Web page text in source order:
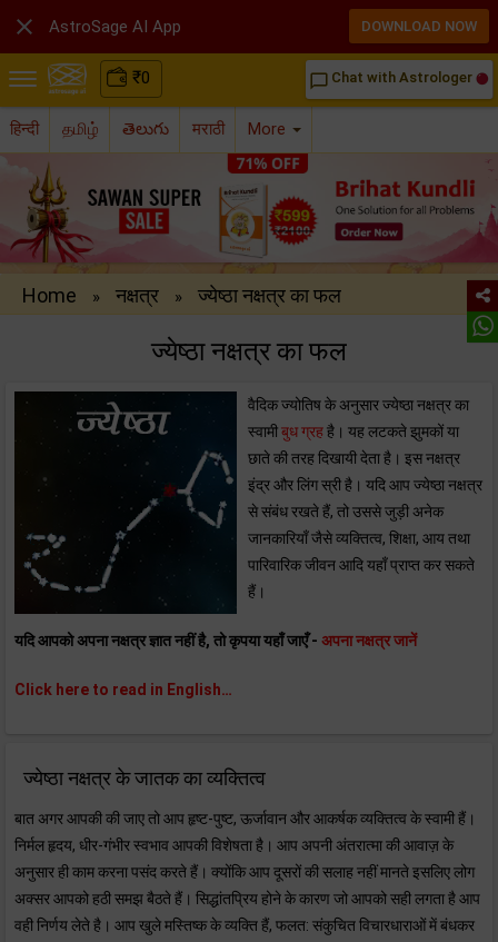
₹0 chat_bubble_outline Chat with Astrologer
हिन्दी தமிழ் తెలుగు मराठी More
Home » नक्षत्र » ज्येष्ठा नक्षत्र का फल
ज्येष्ठा नक्षत्र का फल
वैदिक ज्योतिष के अनुसार ज्येष्ठा नक्षत्र का
स्वामीबुध ग्रहहै। यह लटकते झुमकों या
छाते की तरह दिखायी देता है। इस नक्षत्र
इंद्र और लिंग स्री है। यदि आप ज्येष्ठा नक्षत्र
से संबंध रखते हैं, तो उससे जुड़ी अनेक
जानकारियाँ जैसे व्यक्तित्व, शिक्षा, आय तथा
पारिवारिक जीवन आदि यहाँ प्राप्त कर सकते
हैं।
यदि आपको अपना नक्षत्र ज्ञात नहीं है, तो कृपया यहाँ जाएँ - अपना नक्षत्र जानें
Click here to read in English…
ज्येष्ठा नक्षत्र के जातक का व्यक्तित्व
बात अगर आपकी की जाए तो आप हृष्ट-पुष्ट, ऊर्जावान और आकर्षक व्यक्तित्व के स्वामी हैं।
निर्मल हृदय, धीर-गंभीर स्वभाव आपकी विशेषता है। आप अपनी अंतरात्मा की आवाज़ के
अनुसार ही काम करना पसंद करते हैं। क्योंकि आप दूसरों की सलाह नहीं मानते इसलिए लोग
अक्सर आपको हठी समझ बैठते हैं। सिद्धांतप्रिय होने के कारण जो आपको सही लगता है आप
वही निर्णय लेते है। आप खुले मस्तिष्क के व्यक्ति हैं, फलत: संकुचित विचारधाराओं में बंधकर
 AstroSage AI App DOWNLOAD NOW